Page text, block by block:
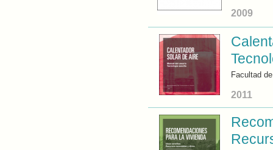
2009
Facultad
2011